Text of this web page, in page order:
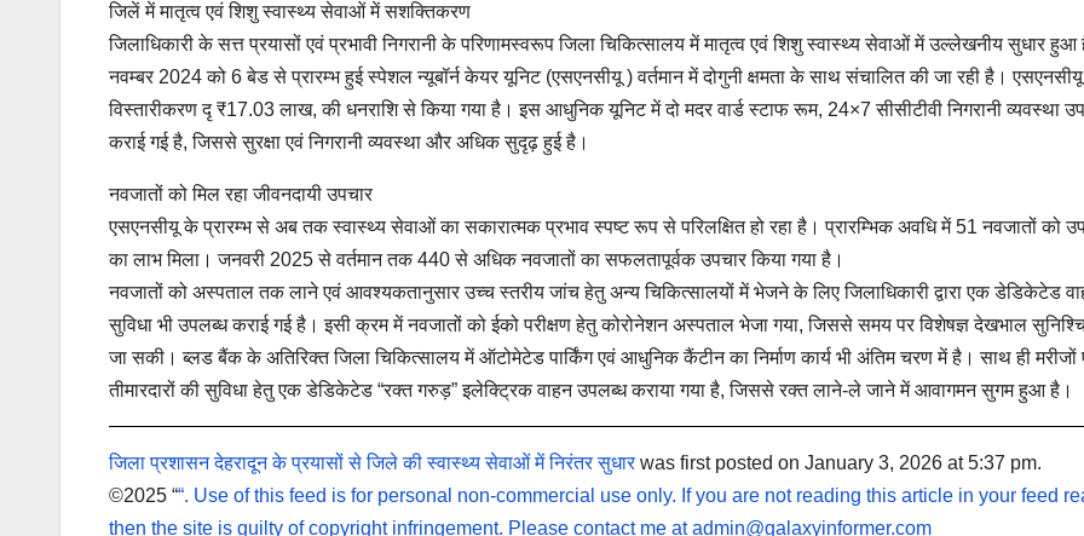
जिलें में मातृत्व एवं शिशु स्वास्थ्य सेवाओं में सशक्तिकरण
जिलाधिकारी के सत्त प्रयासों एवं प्रभावी निगरानी के परिणामस्वरूप जिला चिकित्सालय में मातृत्व एवं शिशु स्वास्थ्य सेवाओं में उल्लेखनीय सुधार
नवम्बर 2024 को 6 बेड से प्रारम्भ हुई स्पेशल न्यूबॉर्न केयर यूनिट (एसएनसीयू ) वर्तमान में दोगुनी क्षमता के साथ संचालित की जा रही है। एसएनसीयू
विस्तारीकरण दृ ₹17.03 लाख, की धनराशि से किया गया है। इस आधुनिक यूनिट में दो मदर वार्ड स्टाफ रूम, 24×7 सीसीटीवी निगरानी व्यवस्था
कराई गई है, जिससे सुरक्षा एवं निगरानी व्यवस्था और अधिक सुदृढ़ हुई है।
नवजातों को मिल रहा जीवनदायी उपचार
एसएनसीयू के प्रारम्भ से अब तक स्वास्थ्य सेवाओं का सकारात्मक प्रभाव स्पष्ट रूप से परिलक्षित हो रहा है। प्रारम्भिक अवधि में 51 नवजातों को
का लाभ मिला। जनवरी 2025 से वर्तमान तक 440 से अधिक नवजातों का सफलतापूर्वक उपचार किया गया है।
नवजातों को अस्पताल तक लाने एवं आवश्यकतानुसार उच्च स्तरीय जांच हेतु अन्य चिकित्सालयों में भेजने के लिए जिलाधिकारी द्वारा एक डेडिकेटेड
सुविधा भी उपलब्ध कराई गई है। इसी क्रम में नवजातों को ईको परीक्षण हेतु कोरोनेशन अस्पताल भेजा गया, जिससे समय पर विशेषज्ञ देखभाल
जा सकी। ब्लड बैंक के अतिरिक्त जिला चिकित्सालय में ऑटोमेटेड पार्किंग एवं आधुनिक कैंटीन का निर्माण कार्य भी अंतिम चरण में है। साथ ही मरीजों
तीमारदारों की सुविधा हेतु एक डेडिकेटेड “रक्त गरुड़” इलेक्ट्रिक वाहन उपलब्ध कराया गया है, जिससे रक्त लाने-ले जाने में आवागमन सुगम हुआ है।
जिला प्रशासन देहरादून के प्रयासों से जिले की स्वास्थ्य सेवाओं में निरंतर सुधारwas first posted on January 3, 2026 at 5:37 pm.
©2025 ““. Use of this feed is for personal non-commercial use only. If you are not reading this article in your feed
then the site is guilty of copyright infringement. Please contact me atadmin@galaxyinformer.com